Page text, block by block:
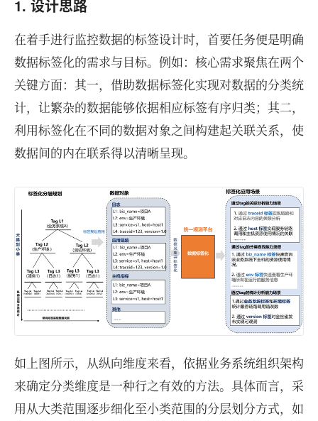
1. 设计思路
在着手进行监控数据的标签设计时，首要任务便是明确
数据标签化的需求与目标。例如：核心需求聚焦在两个
关键方面：其一，借助数据标签化实现对数据的分类统
计，让繁杂的数据能够依据相应标签有序归类；其二，
利用标签化在不同的数据对象之间构建起关联关系，使
数据间的内在联系得以清晰呈现。
如上图所示，从纵向维度来看，依据业务系统组织架构
来确定分类维度是一种行之有效的方法。具体而言，采
用从大类范围逐步细化至小类范围的分层划分方式，如